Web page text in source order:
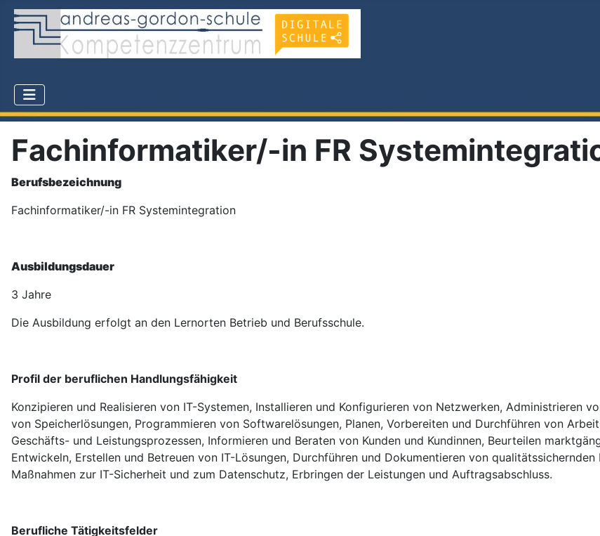
Fachinformatiker/-in FR
Berufsbezeichnung
Fachinformatiker/-in FR Systemintegration
Ausbildungsdauer
3 Jahre
Die Ausbildung erfolgt an den Lernorten Betrieb und Berufsschule.
Profil der beruflichen Handlungsfähigkeit
Konzipieren und Realisieren von IT-Systemen, Installieren und Konfigurieren von Netzwerken, Administrieren
von Speicherlösungen, Programmieren von Softwarelösungen, Planen, Vorbereiten und Durchführen von
Geschäfts- und Leistungsprozessen, Informieren und Beraten von Kunden und Kundinnen, Beurteilen
Entwickeln, Erstellen und Betreuen von IT-Lösungen, Durchführen und Dokumentieren von
Maßnahmen zur IT-Sicherheit und zum Datenschutz, Erbringen der Leistungen und Auftragsabschluss.
Berufliche Tätigkeitsfelder